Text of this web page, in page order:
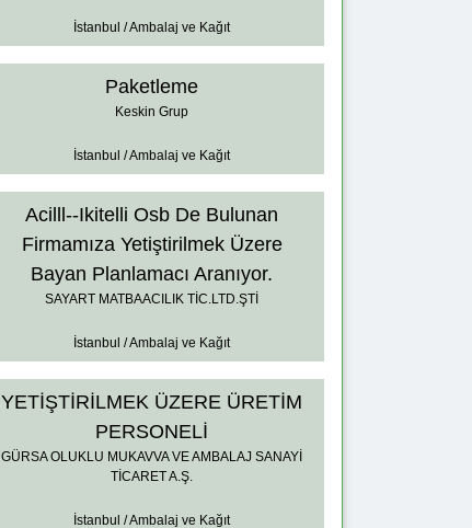
İstanbul / Ambalaj ve Kağıt
Paketleme
Keskin Grup
İstanbul / Ambalaj ve Kağıt
Acilll--Ikitelli Osb De Bulunan
Firmamıza Yetiştirilmek Üzere
Bayan Planlamacı Aranıyor.
SAYART MATBAACILIK TİC.LTD.ŞTİ
İstanbul / Ambalaj ve Kağıt
YETİŞTİRİLMEK ÜZERE ÜRETİM
PERSONELİ
GÜRSA OLUKLU MUKAVVA VE AMBALAJ SANAYİ
TİCARET A.Ş.
İstanbul / Ambalaj ve Kağıt